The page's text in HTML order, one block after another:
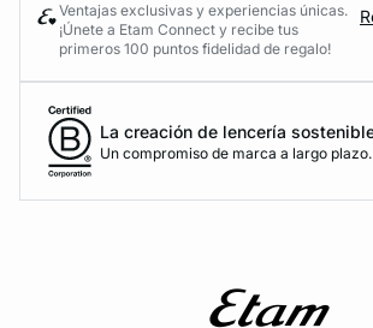
Ventajas exclusivas y experiencias únicas.
¡Únete a Etam Connect y recibe tus
primeros 100 puntos fidelidad de regalo!
La creación de lencería
Un compromiso de marca a largo plazo.